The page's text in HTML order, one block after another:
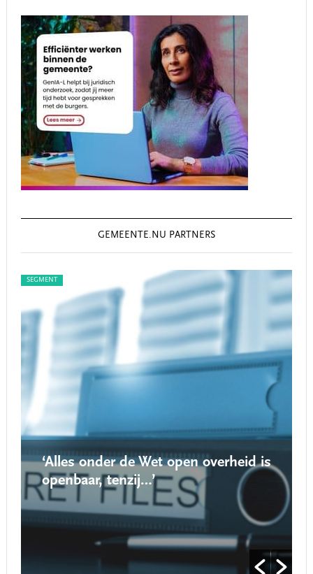
GEMEENTE.NU PARTNERS
SEGMENT
‘Alles onder de Wet open overheid is
openbaar, tenzij…’